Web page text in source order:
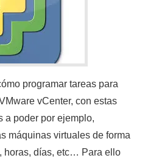
programar tareas para
vCenter, con estas
a poder por ejemplo,
máquinas virtuales de forma
horas, días, etc… Para ello